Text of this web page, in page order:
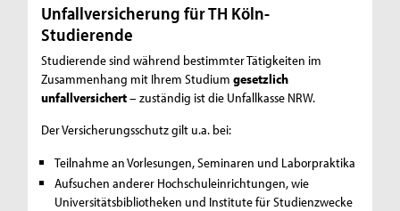
Unfallversicherung für TH Köln-
Studierende
Studierende sind während bestimmter Tätigkeiten im
Zusammenhang mit Ihrem Studiumgesetzlich
unfallversichert– zuständig ist die Unfallkasse NRW.
Der Versicherungsschutz gilt u.a. bei:
Teilnahme an Vorlesungen, Seminaren und Laborpraktika
Aufsuchen anderer Hochschuleinrichtungen, wie
Universitätsbibliotheken und Institute für Studienzwecke